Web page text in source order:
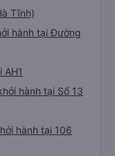
Tĩnh)
hành tại Đường
AH1
hành tại Số 13
hành tại 106